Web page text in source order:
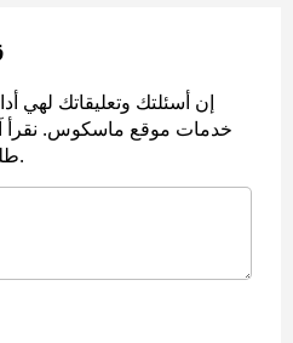
إن أسئلتك وتعليقاتك لهي
خدمات موقع ماسكوس. نقرأ
طلبكم في أسرع وقت ممكن.